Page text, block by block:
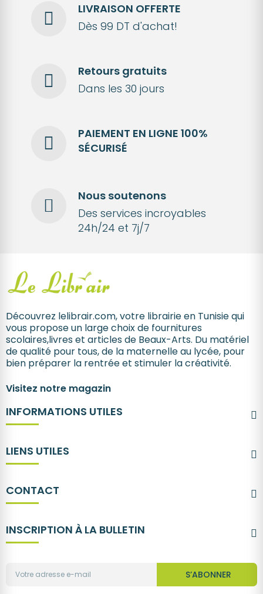
LIVRAISON OFFERTE
Dès 99 DT d'achat!
Retours gratuits
Dans les 30 jours
PAIEMENT EN LIGNE 100%
SÉCURISÉ
Nous soutenons
Des services incroyables
24h/24 et 7j/7
Découvrez lelibrair.com, votre librairie en Tunisie qui
vous propose un large choix de fournitures
scolaires,livres et articles de Beaux-Arts. Du matériel
de qualité pour tous, de la maternelle au lycée, pour
bien préparer la rentrée et stimuler la créativité.
Visitez notre magazin
INFORMATIONS UTILES
LIENS UTILES
CONTACT
INSCRIPTION À LA BULLETIN
S’ABONNER